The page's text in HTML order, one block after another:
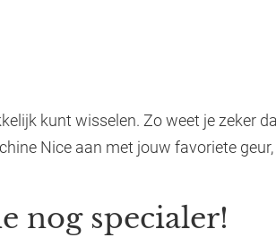
kunt wisselen. Zo weet je zeker
Nice aan met jouw favoriete
nog specialer!